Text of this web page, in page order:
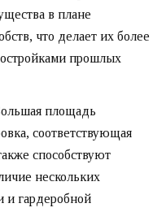
в плане
что делает их более
прошлых
площадь
соответствующая
способствуют
нескольких
и гардеробной